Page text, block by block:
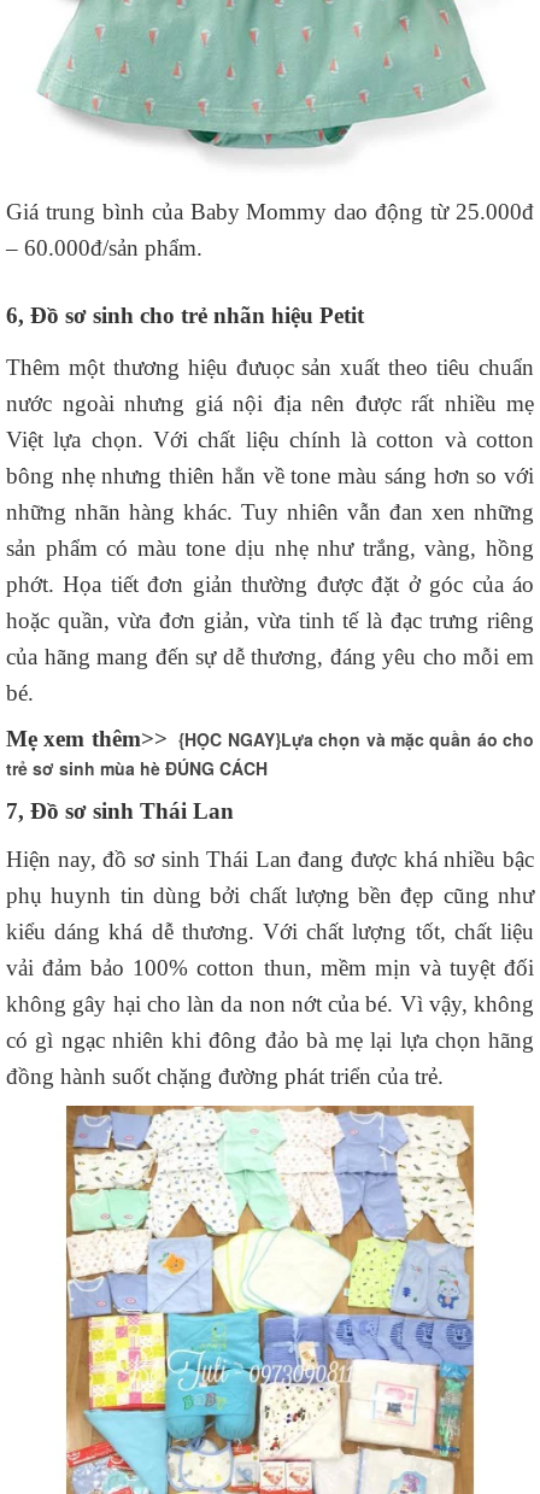
Giá trung bình của Baby Mommy dao động từ 25.000đ
– 60.000đ/sản phẩm.
6, Đồ sơ sinh cho trẻ nhãn hiệu Petit
Thêm một thương hiệu đưuọc sản xuất theo tiêu chuẩn
nước ngoài nhưng giá nội địa nên được rất nhiều mẹ
Việt lựa chọn. Với chất liệu chính là cotton và cotton
bông nhẹ nhưng thiên hẳn về tone màu sáng hơn so với
những nhãn hàng khác. Tuy nhiên vẫn đan xen những
sản phẩm có màu tone dịu nhẹ như trắng, vàng, hồng
phớt. Họa tiết đơn giản thường được đặt ở góc của áo
hoặc quần, vừa đơn giản, vừa tinh tế là đạc trưng riêng
của hãng mang đến sự dễ thương, đáng yêu cho mỗi em
bé.
Mẹ xem thêm>> {HỌC NGAY}Lựa chọn và mặc quần áo cho
trẻ sơ sinh mùa hè ĐÚNG CÁCH
7, Đồ sơ sinh Thái Lan
Hiện nay, đồ sơ sinh Thái Lan đang được khá nhiều bậc
phụ huynh tin dùng bởi chất lượng bền đẹp cũng như
kiểu dáng khá dễ thương. Với chất lượng tốt, chất liệu
vải đảm bảo 100% cotton thun, mềm mịn và tuyệt đối
không gây hại cho làn da non nớt của bé. Vì vậy, không
có gì ngạc nhiên khi đông đảo bà mẹ lại lựa chọn hãng
đồng hành suốt chặng đường phát triển của trẻ.